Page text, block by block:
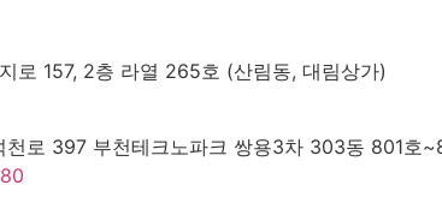
로 157, 2층 라열 265호 (산림동, 대림상가)
천로 397 부천테크노파크 쌍용3차 303동 801호